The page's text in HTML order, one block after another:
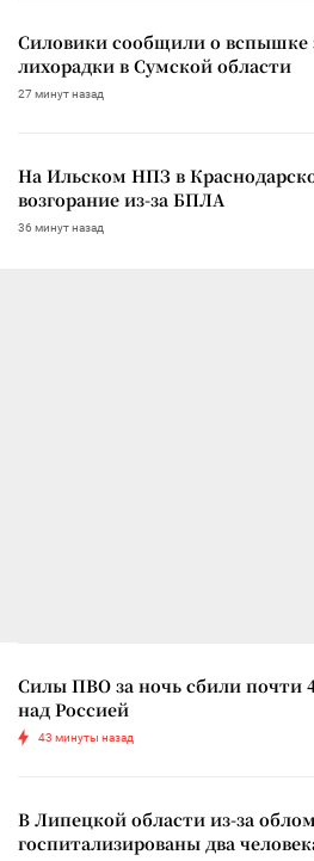
Силовики сообщили о вспышке
лихорадки в Сумской области
27 минут назад
На Ильском НПЗ в
возгорание из-за БПЛА
36 минут назад
Силы ПВО за ночь сбили почти
над Россией
43 минуты назад
В Липецкой области из-за
госпитализированы два